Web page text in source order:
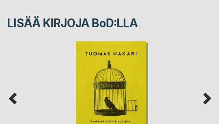
LISÄÄ KIRJOJA BoD:LLA